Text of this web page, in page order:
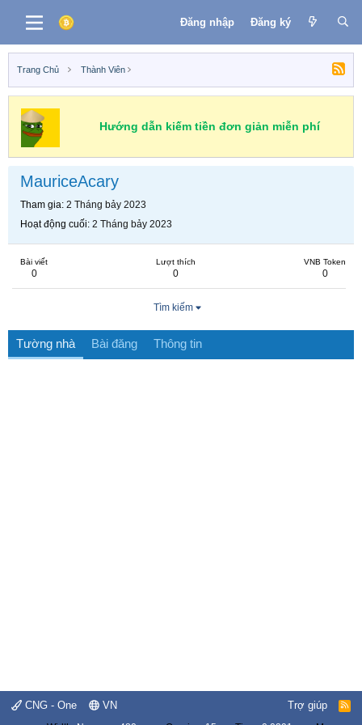
Đăng nhập Đăng ký
Trang Chủ Thành Viên
Hướng dẫn kiếm tiền đơn giản miễn phí
MauriceAcary
Tham gia 2 Tháng bảy 2023
Hoạt động cuối 2 Tháng bảy 2023
Bài viết
0
Lượt thích
0
VNB Token
0
Tìm kiếm
Tường nhà Bài đăng Thông tin
CNG - One VN Trợ giúp
R